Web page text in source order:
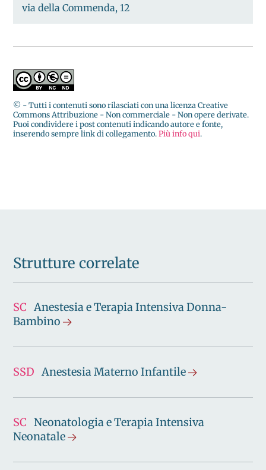
via della Commenda, 12
© - Tutti i contenuti sono rilasciati con una licenza Creative
Commons Attribuzione - Non commerciale - Non opere derivate.
Puoi condividere i post contenuti indicando autore e fonte,
inserendo sempre link di collegamento.Più info qui.
Strutture correlate
SC Anestesia e Terapia Intensiva Donna-
Bambino
SSD Anestesia Materno Infantile
SC Neonatologia e Terapia Intensiva
Neonatale